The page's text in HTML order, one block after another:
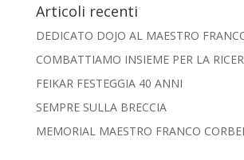
Articoli recenti
DEDICATO DOJO AL MAESTRO
COMBATTIAMO INSIEME PER LA
FEIKAR FESTEGGIA 40 ANNI
SEMPRE SULLA BRECCIA
MEMORIAL MAESTRO FRANCO